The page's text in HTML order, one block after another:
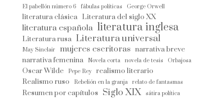
El pabellón número 6
fábulas políticas George Orwell
literatura clásica Literatura del siglo XX
literatura española literatura inglesa
Literatura rusa Literatura universal
May Sinclair mujeres escritoras narrativa breve
narrativa femenina
Novela corta novela de tesis Orbajosa
Oscar Wilde Pepe Rey
realismo literario
Realismo ruso
Rebelión en la granja relato de fantasmas
Resumen por capítulos Siglo XIX
sátira política